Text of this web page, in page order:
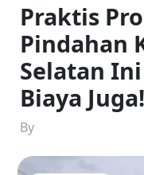
Praktis
Pindahan
Selatan
Biaya Juga!
By